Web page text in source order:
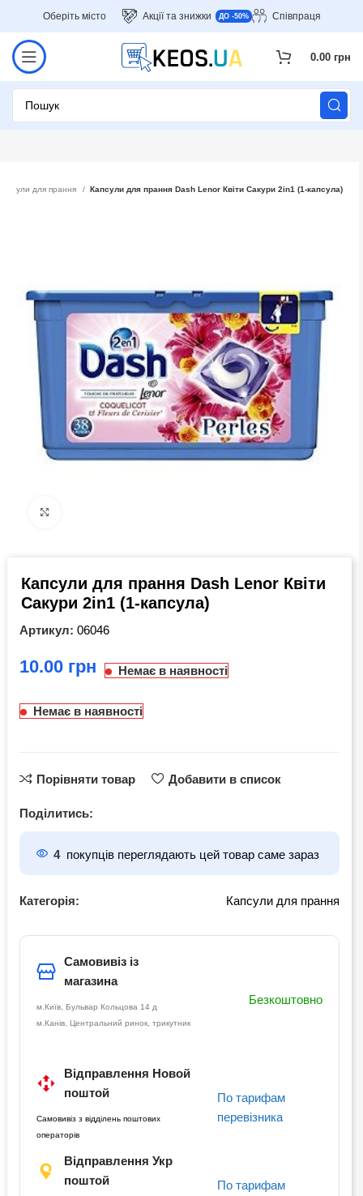
Оберіть місто Акції та знижки ДО -50% Співпраця
0.00 грн
для прання Капсули для прання Dash Lenor Квіти Сакури 2in1 (1-капсула)
Капсули для прання Dash Lenor Квіти
Сакури 2in1 (1-капсула)
Артикул: 06046
грн Немає в наявності
Немає в наявності
Порівняти товар Добавити в список
Поділитись:
4 покупців переглядають цей товар саме зараз
Категорія: Капсули для прання
Самовивіз із
магазина
м.Київ, Бульвар Кольцова 14 д
м.Канів, Центральний ринок, трикутник
Безкоштовно
Відправлення Новой
поштой
Самовивіз з відділень поштових
операторів
По тарифам
перевізника
Відправлення Укр
поштой
По тарифам